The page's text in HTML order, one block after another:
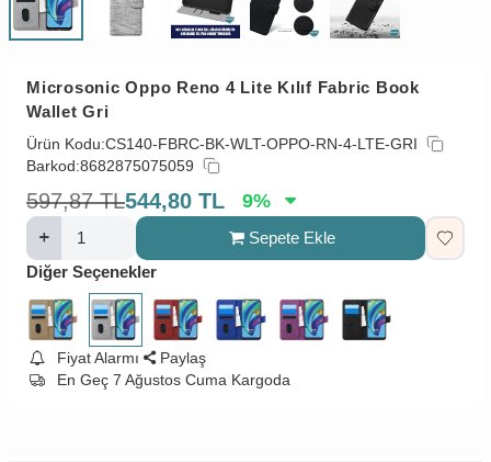
Microsonic Oppo Reno 4 Lite Kılıf Fabric Book
Wallet Gri
Ürün Kodu:CS140-FBRC-BK-WLT-OPPO-RN-4-LTE-GRI
Barkod:8682875075059
597,87 TL544,80 TL 9%
Sepete Ekle
Diğer Seçenekler
Fiyat Alarmı
Paylaş
En Geç 7 Ağustos Cuma Kargoda